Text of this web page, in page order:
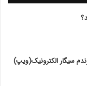
سیگار الکترونیک(ویپ)